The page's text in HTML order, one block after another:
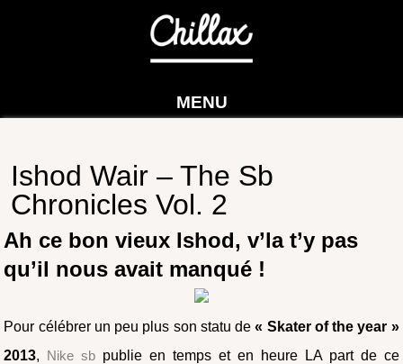
MENU
Ishod Wair – The Sb
Chronicles Vol. 2
Ah ce bon vieux Ishod, v’la t’y pas
qu’il nous avait manqué !
Pour célébrer un peu plus son statu de« Skater of the year »
2013, Nike sb publie en temps et en heure LA part de ce